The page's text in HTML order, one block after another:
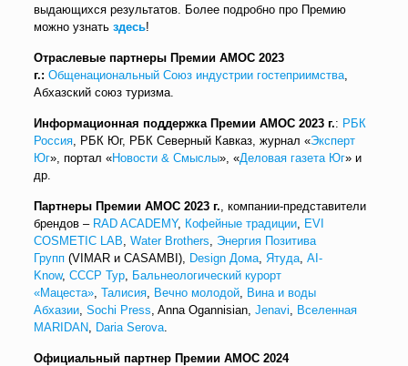
выдающихся результатов. Более подробно про Премию
можно узнать здесь!
Отраслевые партнеры Премии АМОС 2023
г.: Общенациональный Союз индустрии гостеприимства,
Абхазский союз туризма.
Информационная поддержка Премии АМОС 2023 г.: РБК
Россия, РБК Юг, РБК Северный Кавказ, журнал «Эксперт
Юг», портал «Новости & Смыслы», «Деловая газета Юг» и
др.
Партнеры Премии АМОС 2023 г. , компании-представители
брендов – RAD ACADEMY, Кофейные традиции, EVI
COSMETIC LAB Water Brothers
Энергия Позитива
Групп(VIMAR и CASAMBI), Design Дома, Ятуда, AI-
Know, СССР Тур, Бальнеологический курорт
«Мацеста», Талисия, Вечно молодой, Вина и воды
Абхазии, Sochi Press , Anna Ogannisian, Jenavi
Вселенная
MARIDAN, Daria Serova.
Официальный партнер Премии АМОС 2024